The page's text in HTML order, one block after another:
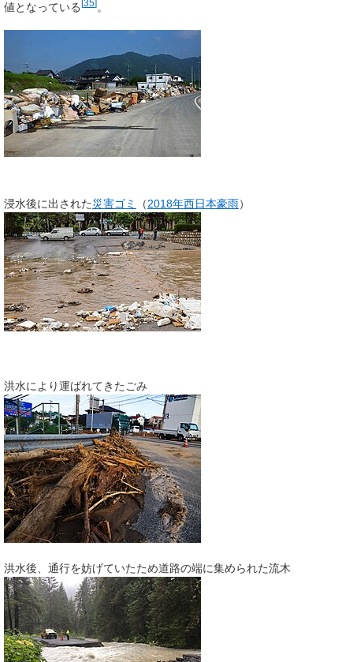
値となっている 35 。
浸水後に出された災害ゴミ （2018年西日本豪雨）
洪水により運ばれてきたごみ
洪水後、通行を妨げていたため道路の端に集められた流木